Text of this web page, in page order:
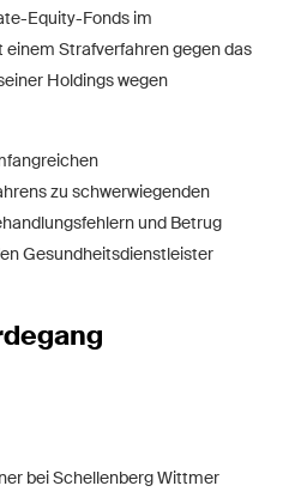
Equity-Fonds im
Strafverfahren gegen das
Holdings wegen
zu schwerwiegenden
und Betrug
Gesundheitsdienstleister
bei Schellenberg Wittmer
Blick aus
M&A-
Trends in der